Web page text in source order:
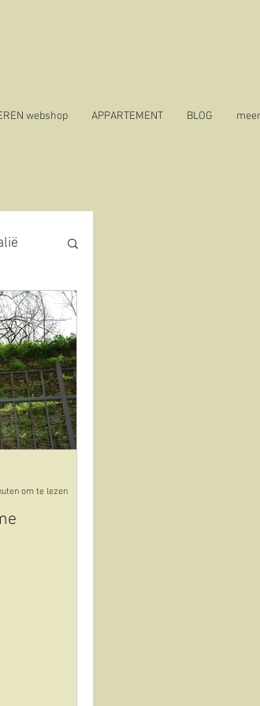
webshop APPARTEMENT BLOG
om te lezen